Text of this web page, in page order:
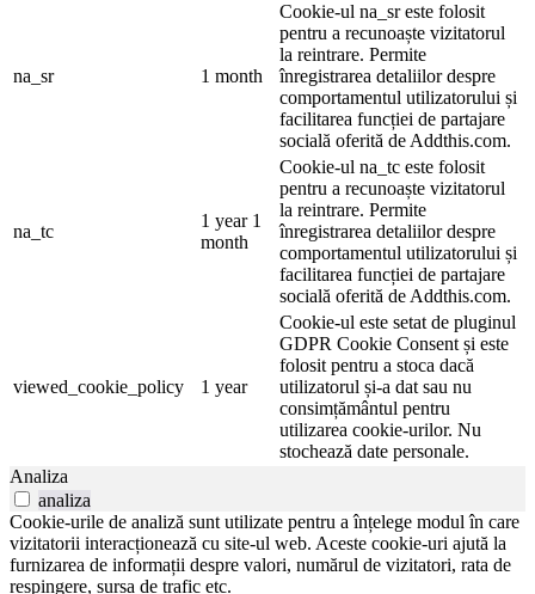
na_sr 1 month
Cookie-ul na_sr este folosit
pentru a recunoaște vizitatorul
la reintrare. Permite
înregistrarea detaliilor despre
comportamentul utilizatorului și
facilitarea funcției de partajare
socială oferită de Addthis.com.
na_tc
1 year 1
month
Cookie-ul na_tc este folosit
pentru a recunoaște vizitatorul
la reintrare. Permite
înregistrarea detaliilor despre
comportamentul utilizatorului și
facilitarea funcției de partajare
socială oferită de Addthis.com.
viewed_cookie_policy 1 year
Cookie-ul este setat de pluginul
GDPR Cookie Consent și este
folosit pentru a stoca dacă
utilizatorul și-a dat sau nu
consimțământul pentru
utilizarea cookie-urilor. Nu
stochează date personale.
Analiza
analiza
Cookie-urile de analiză sunt utilizate pentru a înțelege modul în care
vizitatorii interacționează cu site-ul web. Aceste cookie-uri ajută la
furnizarea de informații despre valori, numărul de vizitatori, rata de
respingere, sursa de trafic etc.